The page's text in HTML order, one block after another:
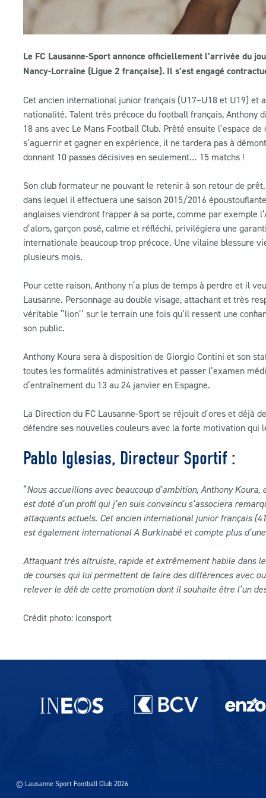
Le FC Lausanne-Sport annonce officiellement l’arrivée du
Nancy-Lorraine (Ligue 2 française). Il s’est engagé
Cet ancien international junior français (U17–U18 et U19) et
nationalité. Talent très précoce du football français, Anthony
18 ans avec Le Mans Football Club. Prêté ensuite l’espace
s’aguerrir et gagner en expérience, il ne tardera pas à
donnant 10 passes décisives en seulement… 15 matchs !
Son club formateur ne pouvant le retenir à son retour de
dans lequel il effectuera une saison 2015/2016
anglaises viendront frapper à sa porte, comme par exemple
d’alors, garçon posé, calme et réfléchi, privilégiera une
internationale beaucoup trop précoce. Une vilaine blessure
plusieurs mois.
Pour cette raison, Anthony n’a plus de temps à perdre et il
Lausanne. Personnage au double visage, attachant et très
véritable ‘’lion’’ sur le terrain une fois qu’il ressent une
son public.
Anthony Koura sera à disposition de Giorgio Contini et son
toutes les formalités administratives et passer l’examen
d’entraînement du 13 au 24 janvier en Espagne.
La Direction du FC Lausanne-Sport se réjouit d’ores et déjà
défendre ses nouvelles couleurs avec la forte motivation qui
Pablo Iglesias, Directeur Sportif :
“Nous accueillons avec beaucoup d’ambition, Anthony
est doté d’un profil qui j’en suis convaincu s’associera
attaquants actuels. Cet ancien international junior français
est également international A Burkinabé et compte plus
Attaquant très altruiste, rapide et extrêmement habile dans
de courses qui lui permettent de faire des différences avec
relever le défi de cette promotion dont il souhaite être l’un
Crédit photo: Iconsport
Partenaires du lausanne-Sport
© Lausanne Sport Football Club 2026